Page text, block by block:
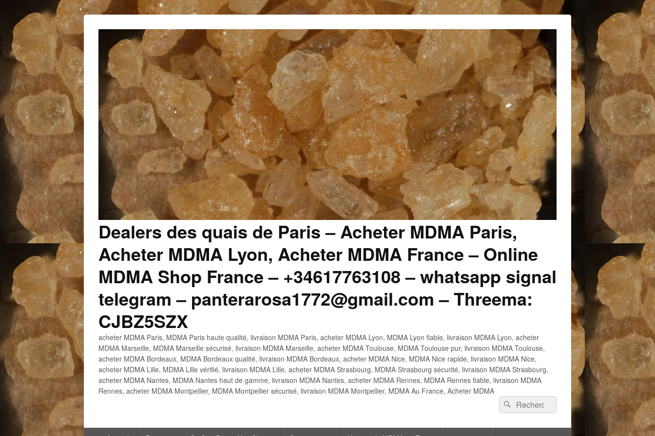
Dealers des quais de Paris – Acheter MDMA Paris,
Acheter MDMA Lyon, Acheter MDMA France – Online
MDMA Shop France – +34617763108 – whatsapp signal
telegram – panterarosa1772@gmail.com – Threema:
CJBZ5SZX
acheter MDMA Paris, MDMA Paris haute qualité, livraison MDMA Paris, acheter MDMA Lyon, MDMA Lyon fiable, livraison MDMA Lyon, acheter
MDMA Marseille, MDMA Marseille sécurisé, livraison MDMA Marseille, acheter MDMA Toulouse, MDMA Toulouse pur, livraison MDMA Toulouse,
acheter MDMA Bordeaux, MDMA Bordeaux qualité, livraison MDMA Bordeaux, acheter MDMA Nice, MDMA Nice rapide, livraison MDMA Nice,
acheter MDMA Lille, MDMA Lille vérifié, livraison MDMA Lille, acheter MDMA Strasbourg, MDMA Strasbourg sécurité, livraison MDMA Strasbourg,
acheter MDMA Nantes, MDMA Nantes haut de gamme, livraison MDMA Nantes, acheter MDMA Rennes, MDMA Rennes fiable, livraison MDMA
Rennes, acheter MDMA Montpellier, MDMA Montpellier sécurisé, livraison MDMA Montpellier, MDMA Au France, Acheter MDMA
Recherche :
Rechercher
Menu